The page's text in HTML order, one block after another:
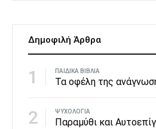
Δημοφιλή Άρθρα
1 ΠΑΙΔΙΚΆ ΒΙΒΛΊΑ
Τα οφέλη της
2 ΨΥΧΟΛΟΓΊΑ
Παραμύθι και